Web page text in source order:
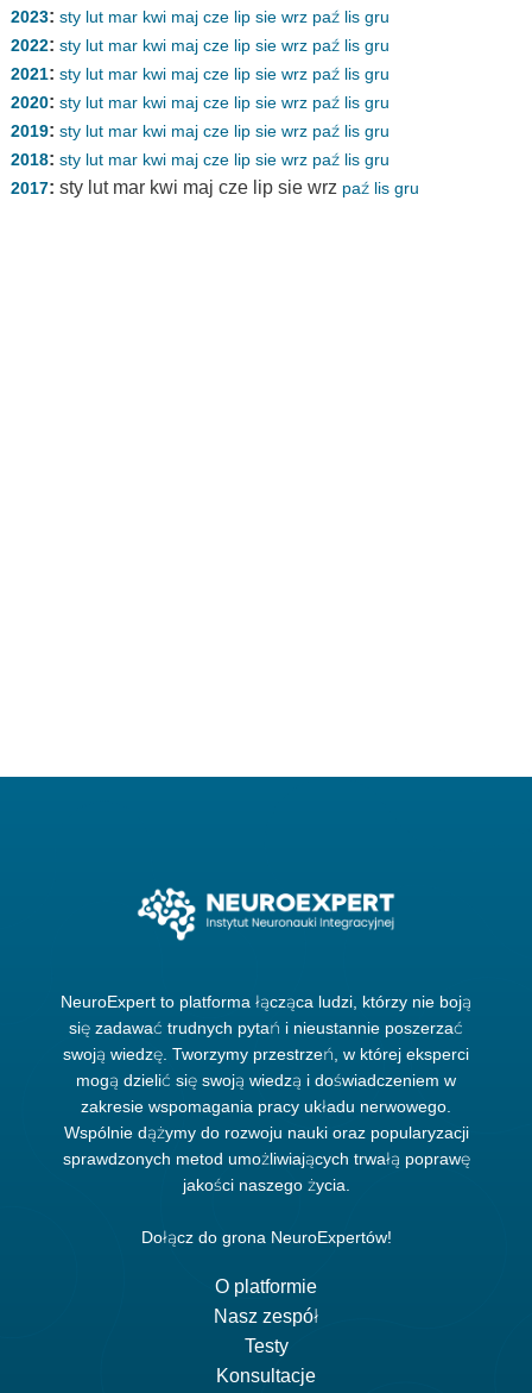
2023: sty lut mar kwi maj cze lip sie wrz paź lis gru
2022: sty lut mar kwi maj cze lip sie wrz paź lis gru
2021: sty lut mar kwi maj cze lip sie wrz paź lis gru
2020: sty lut mar kwi maj cze lip sie wrz paź lis gru
2019: sty lut mar kwi maj cze lip sie wrz paź lis gru
2018: sty lut mar kwi maj cze lip sie wrz paź lis gru
2017: sty lut mar kwi maj cze lip sie wrz paź lis gru
NeuroExpert to platforma łącząca ludzi, którzy nie boją
się zadawać trudnych pytań i nieustannie poszerzać
swoją wiedzę. Tworzymy przestrzeń, w której eksperci
mogą dzielić się swoją wiedzą i doświadczeniem w
zakresie wspomagania pracy układu nerwowego.
Wspólnie dążymy do rozwoju nauki oraz popularyzacji
sprawdzonych metod umożliwiających trwałą poprawę
jakości naszego życia.
Dołącz do grona NeuroExpertów!
O platformie
Nasz zespół
Testy
Konsultacje